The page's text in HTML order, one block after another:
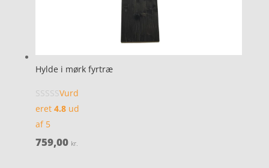
Hylde i mørk fyrtræ
Vurd
eret 4.8ud
af 5
759,00 kr.